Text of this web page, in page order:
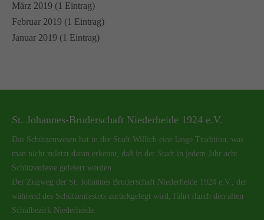
März 2019 (1 Eintrag)
Februar 2019 (1 Eintrag)
Januar 2019 (1 Eintrag)
St. Johannes-Bruderschaft Niederheide 1924 e.V.
Das Schützenwesen hat in der Stadt Willich eine lange Tradition, was
man nicht zuletzt daran erkennt, daß in der Stadt in jedem Jahr acht
Schützenfeste gefeiert werden.
Der Zugweg der St. Johannes Bruderschaft Niederheide 1924 e.V., der
während des Schützenfestets zurückgelegt wird, führt durch den alten
Schulbezirk Niederheide.